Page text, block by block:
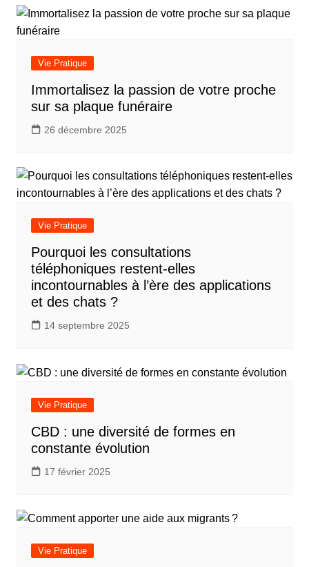
l’article
Vie Pratique
Immortalisez la passion de votre proche
sur sa plaque funéraire
26 décembre 2025
Vie Pratique
Pourquoi les consultations
téléphoniques restent-elles
incontournables à l’ère des applications
et des chats ?
14 septembre 2025
Vie Pratique
CBD : une diversité de formes en
constante évolution
17 février 2025
Vie Pratique